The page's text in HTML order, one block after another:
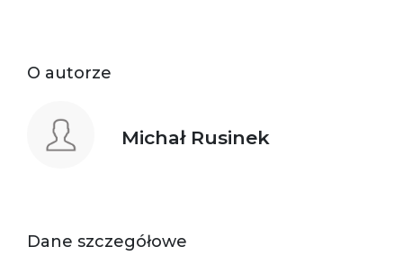
O autorze
Michał Rusinek
Dane szczegółowe